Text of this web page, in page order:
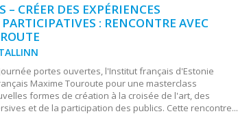
– CRÉER DES EXPÉRIENCES
: RENCONTRE AVEC
portes ouvertes, l'Institut français d'Estonie
Maxime Touroute pour une masterclass
formes de création à la croisée de l'art, des
et de la participation des publics. Cette rencontre...